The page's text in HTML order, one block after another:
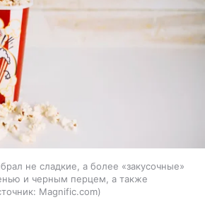
не сладкие, а более «закусочные»
и черным перцем, а также
Magnific.com